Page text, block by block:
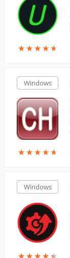
★★★★★
★★★★★
Windows
★★★★★
★★★★★
Windows